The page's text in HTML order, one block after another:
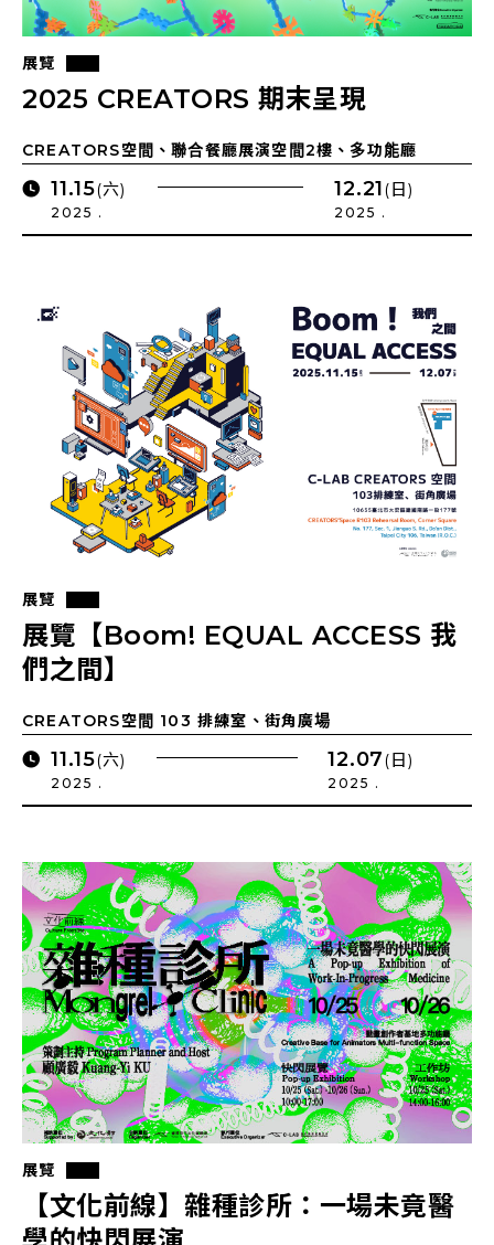
展覽
2025 CREATORS 期末呈現
CREATORS空間、聯合餐廳展演空間2樓、多功能廳
11.15(六)
2025 .
12.21(日)
2025 .
展覽
展覽【Boom! EQUAL ACCESS 我
們之間】
CREATORS空間 103 排練室、街角廣場
11.15(六)
2025 .
12.07(日)
2025 .
展覽
【文化前線】雜種診所：一場未竟醫